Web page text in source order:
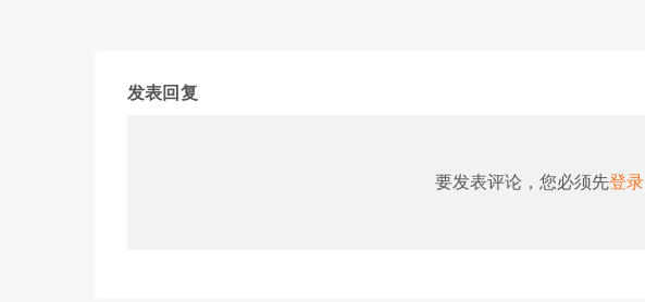
发表回复
要发表评论，您必须先登录